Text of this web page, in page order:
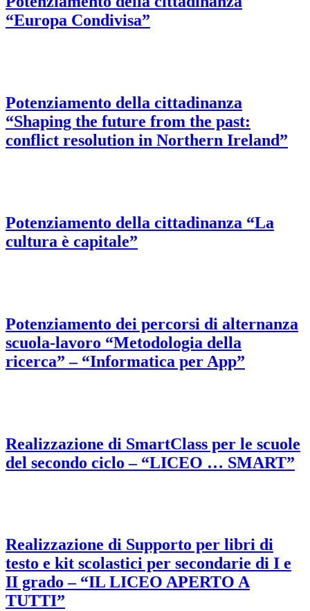
“Europa Condivisa”
Potenziamento della cittadinanza
“Shaping the future from the past:
conflict resolution in Northern Ireland”
Potenziamento della cittadinanza “La
cultura è capitale”
Potenziamento dei percorsi di alternanza
scuola-lavoro “Metodologia della
ricerca” – “Informatica per App”
Realizzazione di SmartClass per le scuole
del secondo ciclo – “LICEO … SMART”
Realizzazione di Supporto per libri di
testo e kit scolastici per secondarie di I e
II grado – “IL LICEO APERTO A
TUTTI”